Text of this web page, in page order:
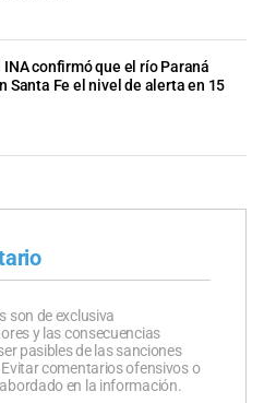
INA confirmó que el río Paraná
Santa Fe el nivel de alerta en 15
son de exclusiva
y las consecuencias
pasibles de las sanciones
comentarios ofensivos o
en la información.